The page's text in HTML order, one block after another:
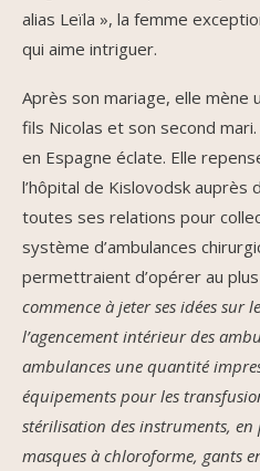
alias Leïla », la femme
qui aime intriguer.
Après son mariage, elle mène
fils Nicolas et son second
en Espagne éclate. Elle
l’hôpital de Kislovodsk auprès
toutes ses relations pour
système d’ambulances
permettraient d’opérer au
commence à jeter ses idées sur
l’agencement intérieur des
ambulances une quantité
équipements pour les
stérilisation des instruments, en
masques à chloroforme, gants